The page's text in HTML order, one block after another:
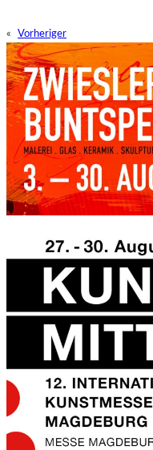
« Vorheriger